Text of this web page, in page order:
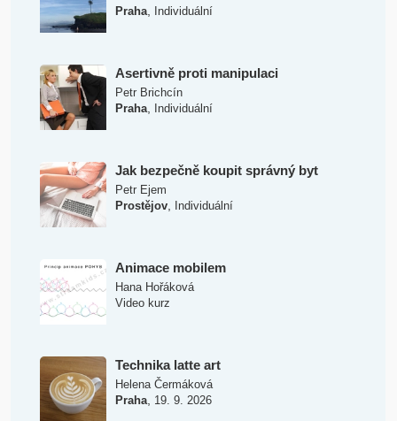
Praha, Individuální
Asertivně proti manipulaci
Petr Brichcín
Praha, Individuální
Jak bezpečně koupit správný byt
Petr Ejem
Prostějov, Individuální
Animace mobilem
Hana Hořáková
Video kurz
Technika latte art
Helena Čermáková
Praha, 19. 9. 2026